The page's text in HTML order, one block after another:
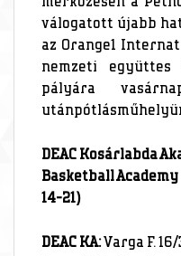
válogatott újabb
az Orange1
nemzeti
pályára
DEAC Kosárlabda
Basketball
14-21)
DEAC KA:Varga F.